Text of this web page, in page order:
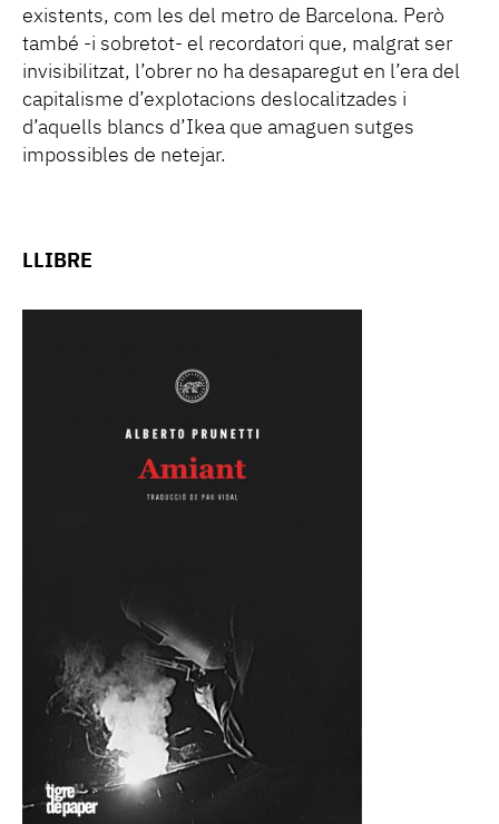
existents, com les del metro de Barcelona. Però
també -i sobretot- el recordatori que, malgrat ser
invisibilitzat, l’obrer no ha desaparegut en l’era del
capitalisme d’explotacions deslocalitzades i
d’aquells blancs d’Ikea que amaguen sutges
impossibles de netejar.
LLIBRE